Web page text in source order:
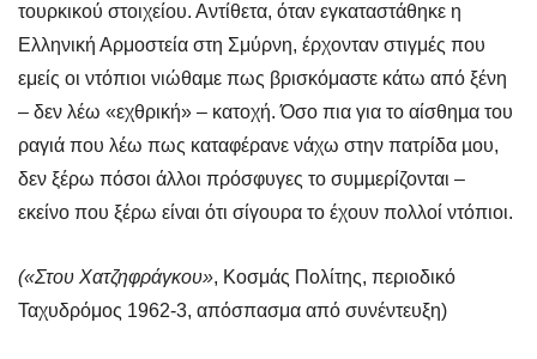
τουρκικού στοιχείου. Αντίθετα, όταν εγκαταστάθηκε η
Ελληνική Αρμοστεία στη Σμύρνη, έρχονταν στιγμές που
εμείς οι ντόπιοι νιώθαµε πως βρισκόμαστε κάτω από ξένη
– δεν λέω «εχθρική» – κατοχή. Όσο πια για το αίσθηµα του
ραγιά που λέω πως καταφέρανε νάχω στην πατρίδα µου,
δεν ξέρω πόσοι άλλοι πρόσφυγες το συμµερίζονται –
εκείνο που ξέρω είναι ότι σίγουρα το έχουν πολλοί ντόπιοι.
(«Στου Χατζηφράγκου», Κοσμάς Πολίτης, περιοδικό
Ταχυδρόμος 1962-3, απόσπασμα από συνέντευξη)